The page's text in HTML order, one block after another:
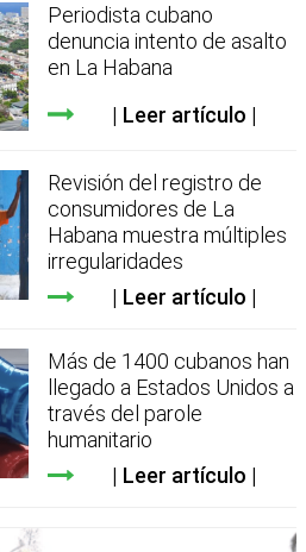
Periodista cubano
denuncia intento de asalto
en La Habana
Leer artículo
Revisión del registro de
consumidores de La
Habana muestra múltiples
irregularidades
Leer artículo
Más de 1400 cubanos han
llegado a Estados Unidos a
través del parole
humanitario
Leer artículo